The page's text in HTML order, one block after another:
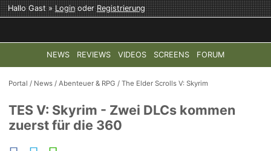
Hallo Gast »LoginoderRegistrierung
NEWS REVIEWS VIDEOS SCREENS FORUM
TOP-THEMEN: COD: MODERN WARFARE 4 HALO:
Portal / News /Abenteuer & RPG /The Elder Scrolls V: Skyrim
TES V: Skyrim - Zwei DLCs kommen
zuerst für die 360